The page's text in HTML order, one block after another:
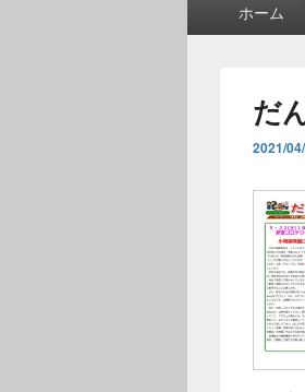
ホーム
だ
2021/